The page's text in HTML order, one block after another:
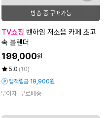
방송 중 구매가능
TV쇼핑
속 블렌더
199,000원
5.0 (10)
앱적립금 19,900원
무이자 무료배송